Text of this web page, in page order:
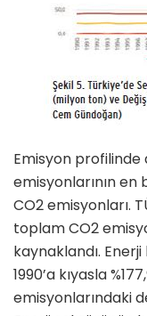
Emisyon profilinde
emisyonlarının en
CO2 emisyonları.
toplam CO2
kay­naklandı.
1990’a kıyasla
emis­yonlarındaki